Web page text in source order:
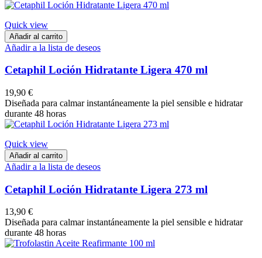
Quick view
Añadir al carrito
Añadir a la lista de deseos
Cetaphil Loción Hidratante Ligera 470 ml
19,90 €
Diseñada para calmar instantáneamente la piel sensible e hidratar
durante 48 horas
Quick view
Añadir al carrito
Añadir a la lista de deseos
Cetaphil Loción Hidratante Ligera 273 ml
13,90 €
Diseñada para calmar instantáneamente la piel sensible e hidratar
durante 48 horas